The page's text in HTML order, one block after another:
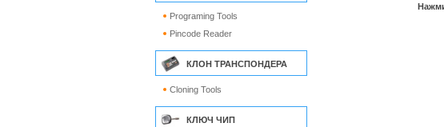
Programing Tools
Pincode Reader
КЛОН ТРАНСПОНДЕРА
Cloning Tools
КЛЮЧ ЧИП